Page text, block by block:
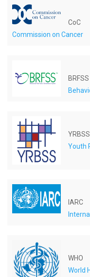
CoC
Commission on Cancer
BRFSS
YRBSS
Youth
IARC
WHO
World